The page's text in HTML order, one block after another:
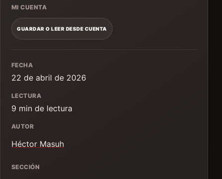
MI CUENTA
GUARDAR O LEER DESDE CUENTA
FECHA
22 de abril de 2026
LECTURA
9 min de lectura
AUTOR
Héctor Masuh
SECCIÓN